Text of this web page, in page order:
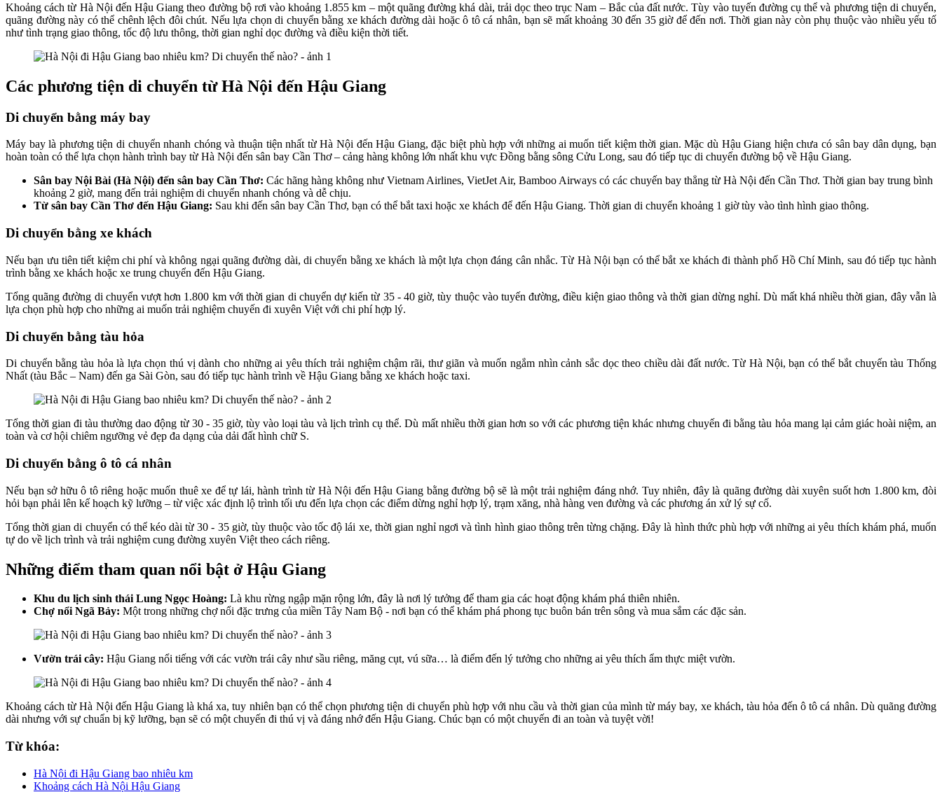
Khoảng cách từ Hà Nội đến Hậu Giang theo đường bộ rơi vào khoảng 1.855 km – một quãng đường khá dài, trải dọc theo trục Nam – Bắc của đất nước. Tùy vào tuyến đường cụ thể và phương tiện di chuyển,
quãng đường này có thể chênh lệch đôi chút. Nếu lựa chọn di chuyển bằng xe khách đường dài hoặc ô tô cá nhân, bạn sẽ mất khoảng 30 đến 35 giờ để đến nơi. Thời gian này còn phụ thuộc vào nhiều yếu tố
như tình trạng giao thông, tốc độ lưu thông, thời gian nghỉ dọc đường và điều kiện thời tiết.
Các phương tiện di chuyển từ Hà Nội đến Hậu Giang
Di chuyển bằng máy bay
Máy bay là phương tiện di chuyển nhanh chóng và thuận tiện nhất từ Hà Nội đến Hậu Giang, đặc biệt phù hợp với những ai muốn tiết kiệm thời gian. Mặc dù Hậu Giang hiện chưa có sân bay dân dụng, bạn
hoàn toàn có thể lựa chọn hành trình bay từ Hà Nội đến sân bay Cần Thơ – cảng hàng không lớn nhất khu vực Đồng bằng sông Cửu Long, sau đó tiếp tục di chuyển đường bộ về Hậu Giang.
Sân bay Nội Bài (Hà Nội) đến sân bay Cần Thơ: Các hãng hàng không như Vietnam Airlines, VietJet Air, Bamboo Airways có các chuyến bay thẳng từ Hà Nội đến Cần Thơ. Thời gian bay trung bình
khoảng 2 giờ, mang đến trải nghiệm di chuyển nhanh chóng và dễ chịu.
Từ sân bay Cần Thơ đến Hậu Giang: Sau khi đến sân bay Cần Thơ, bạn có thể bắt taxi hoặc xe khách để đến Hậu Giang. Thời gian di chuyển khoảng 1 giờ tùy vào tình hình giao thông.
Di chuyển bằng xe khách
Nếu bạn ưu tiên tiết kiệm chi phí và không ngại quãng đường dài, di chuyển bằng xe khách là một lựa chọn đáng cân nhắc. Từ Hà Nội bạn có thể bắt xe khách đi thành phố Hồ Chí Minh, sau đó tiếp tục hành
trình bằng xe khách hoặc xe trung chuyển đến Hậu Giang.
Tổng quãng đường di chuyển vượt hơn 1.800 km với thời gian di chuyển dự kiến từ 35 - 40 giờ, tùy thuộc vào tuyến đường, điều kiện giao thông và thời gian dừng nghỉ. Dù mất khá nhiều thời gian, đây vẫn là
lựa chọn phù hợp cho những ai muốn trải nghiệm chuyến đi xuyên Việt với chi phí hợp lý.
Di chuyển bằng tàu hỏa
Di chuyển bằng tàu hỏa là lựa chọn thú vị dành cho những ai yêu thích trải nghiệm chậm rãi, thư giãn và muốn ngắm nhìn cảnh sắc dọc theo chiều dài đất nước. Từ Hà Nội, bạn có thể bắt chuyến tàu Thống
Nhất (tàu Bắc – Nam) đến ga Sài Gòn, sau đó tiếp tục hành trình về Hậu Giang bằng xe khách hoặc taxi.
Tổng thời gian đi tàu thường dao động từ 30 - 35 giờ, tùy vào loại tàu và lịch trình cụ thể. Dù mất nhiều thời gian hơn so với các phương tiện khác nhưng chuyến đi bằng tàu hỏa mang lại cảm giác hoài niệm, an
toàn và cơ hội chiêm ngưỡng vẻ đẹp đa dạng của dải đất hình chữ S.
Di chuyển bằng ô tô cá nhân
Nếu bạn sở hữu ô tô riêng hoặc muốn thuê xe để tự lái, hành trình từ Hà Nội đến Hậu Giang bằng đường bộ sẽ là một trải nghiệm đáng nhớ. Tuy nhiên, đây là quãng đường dài xuyên suốt hơn 1.800 km, đòi
hỏi bạn phải lên kế hoạch kỹ lưỡng – từ việc xác định lộ trình tối ưu đến lựa chọn các điểm dừng nghỉ hợp lý, trạm xăng, nhà hàng ven đường và các phương án xử lý sự cố.
Tổng thời gian di chuyển có thể kéo dài từ 30 - 35 giờ, tùy thuộc vào tốc độ lái xe, thời gian nghỉ ngơi và tình hình giao thông trên từng chặng. Đây là hình thức phù hợp với những ai yêu thích khám phá, muốn
tự do về lịch trình và trải nghiệm cung đường xuyên Việt theo cách riêng.
Những điểm tham quan nổi bật ở Hậu Giang
Khu du lịch sinh thái Lung Ngọc Hoàng: Là khu rừng ngập mặn rộng lớn, đây là nơi lý tưởng để tham gia các hoạt động khám phá thiên nhiên.
Chợ nổi Ngã Bảy: Một trong những chợ nổi đặc trưng của miền Tây Nam Bộ - nơi bạn có thể khám phá phong tục buôn bán trên sông và mua sắm các đặc sản.
Vườn trái cây: Hậu Giang nổi tiếng với các vườn trái cây như sầu riêng, măng cụt, vú sữa… là điểm đến lý tưởng cho những ai yêu thích ẩm thực miệt vườn.
Khoảng cách từ Hà Nội đến Hậu Giang là khá xa, tuy nhiên bạn có thể chọn phương tiện di chuyển phù hợp với nhu cầu và thời gian của mình từ máy bay, xe khách, tàu hỏa đến ô tô cá nhân. Dù quãng đường
dài nhưng với sự chuẩn bị kỹ lưỡng, bạn sẽ có một chuyến đi thú vị và đáng nhớ đến Hậu Giang. Chúc bạn có một chuyến đi an toàn và tuyệt vời!
Từ khóa:
Hà Nội đi Hậu Giang bao nhiêu km
Khoảng cách Hà Nội Hậu Giang